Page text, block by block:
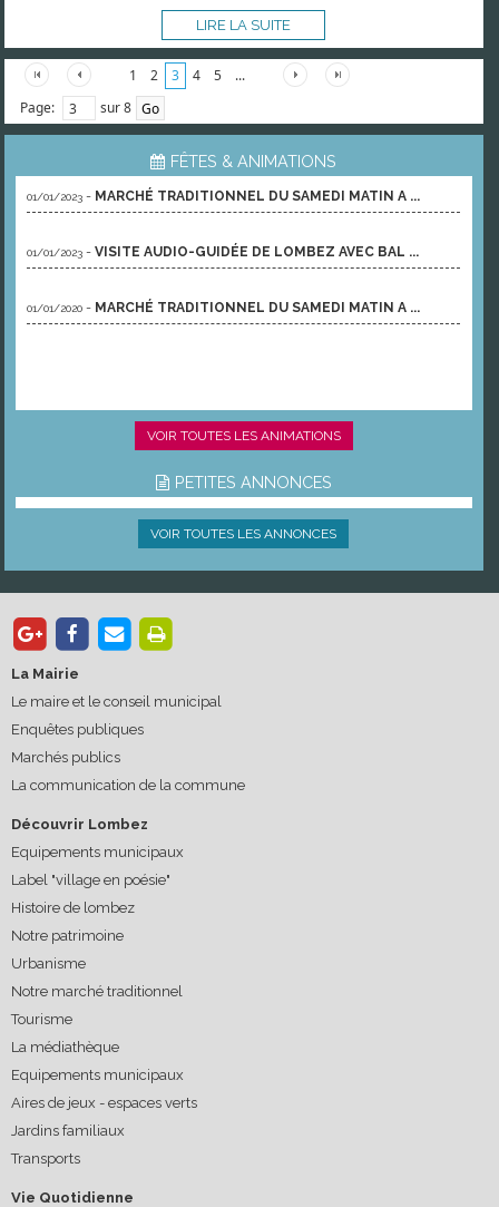
LIRE LA SUITE
1 2 3 4 5
...
Page:
sur 8
FÊTES & ANIMATIONS
01/01/2023 - MARCHÉ TRADITIONNEL DU SAMEDI MATIN A ...
01/01/2023 -VISITE AUDIO-GUIDÉE DE LOMBEZ AVEC BAL ...
01/01/2020 - MARCHÉ TRADITIONNEL DU SAMEDI MATIN A ...
VOIR TOUTES LES ANIMATIONS
PETITES ANNONCES
VOIR TOUTES LES ANNONCES
La Mairie
Le maire et le conseil municipal
Enquêtes publiques
Marchés publics
La communication de la commune
Découvrir Lombez
Equipements municipaux
Label "village en poésie"
Histoire de lombez
Notre patrimoine
Urbanisme
Notre marché traditionnel
Tourisme
La médiathèque
Equipements municipaux
Aires de jeux - espaces verts
Jardins familiaux
Transports
Vie Quotidienne